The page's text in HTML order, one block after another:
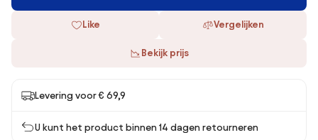
Like Vergelijken
Bekijk prijs
Levering voor € 69,9
U kunt het product binnen 14 dagen retourneren